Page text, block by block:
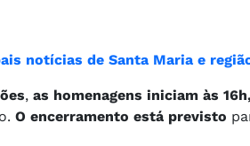
notícias de Santa Maria e
, as homenagens iniciam às
O encerramento está previsto